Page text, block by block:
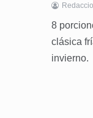
8
clásica